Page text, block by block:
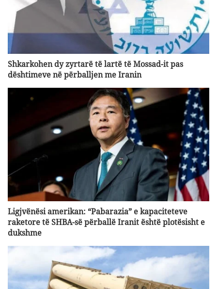
Shkarkohen dy zyrtarë të lartë të Mossad-it pas
dështimeve në përballjen me Iranin
Ligjvënësi amerikan: “Pabarazia” e kapaciteteve
raketore të SHBA-së përballë Iranit është plotësisht e
dukshme